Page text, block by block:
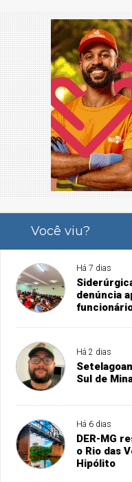
Você viu?
Há 7 dias
denúncia
Há 2 dias
Sul de
Há 6 dias
DER-MG
o Rio das
Hipólito